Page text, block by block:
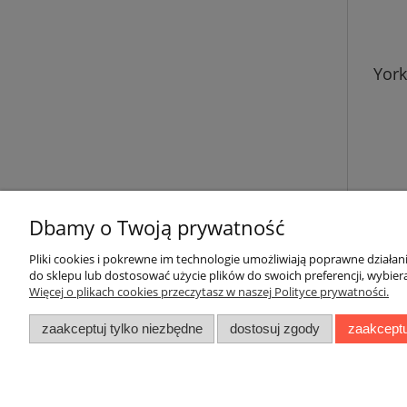
Pomoc
Regulaminy
Moje konto
Twoje zamówienia
Dbamy o Twoją prywatność
Pliki cookies i pokrewne im technologie umożliwiają poprawne
do sklepu lub dostosować użycie plików do swoich preferencji,
Więcej o plikach cookies przeczytasz w naszej Polityce prywatności.
zaakceptuj tylko niezbędne dostosuj zgody